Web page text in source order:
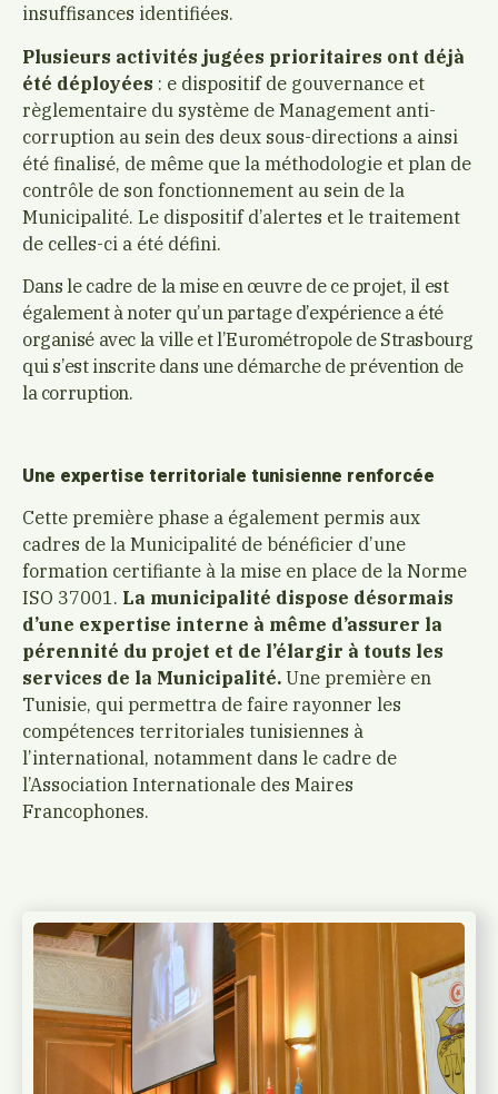
insuffisances identifiées.
Plusieurs activités jugées prioritaires ont déjà
été déployées : e dispositif de gouvernance et
règlementaire du système de Management anti-
corruption au sein des deux sous-directions a ainsi
été finalisé, de même que la méthodologie et plan de
contrôle de son fonctionnement au sein de la
Municipalité. Le dispositif d’alertes et le traitement
de celles-ci a été défini.
Dans le cadre de la mise en œuvre de ce projet, il est
également à noter qu’un partage d’expérience a été
organisé avec la ville et l’Eurométropole de Strasbourg
qui s’est inscrite dans une démarche de prévention de
la corruption.
Une expertise territoriale tunisienne renforcée
Cette première phase a également permis aux
cadres de la Municipalité de bénéficier d’une
formation certifiante à la mise en place de la Norme
ISO 37001. La municipalité dispose désormais
d’une expertise interne à même d’assurer la
pérennité du projet et de l’élargir à touts les
services de la Municipalité.Une première en
Tunisie, qui permettra de faire rayonner les
compétences territoriales tunisiennes à
l’international, notamment dans le cadre de
l’Association Internationale des Maires
Francophones.